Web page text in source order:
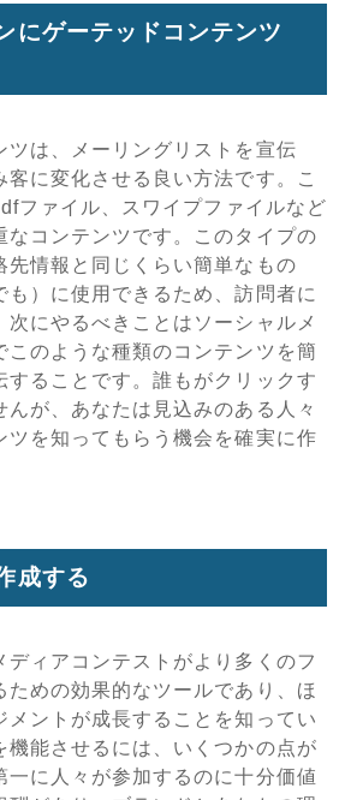
にゲーテッドコンテンツ
ツは、メーリングリストを宣伝
客に変化させる良い方法です。こ
ファイル、スワイプファイルなど
なコンテンツです。このタイプの
先情報と同じくらい簡単なもの
も）に使用できるため、訪問者に
次にやるべきことはソーシャルメ
このような種類のコンテンツを簡
することです。誰もがクリックす
んが、あなたは見込みのある人々
ツを知ってもらう機会を確実に作
成する
ディアコンテストがより多くのフ
ための効果的なツールであり、ほ
メントが成長することを知ってい
機能させるには、いくつかの点が
一に人々が参加するのに十分価値